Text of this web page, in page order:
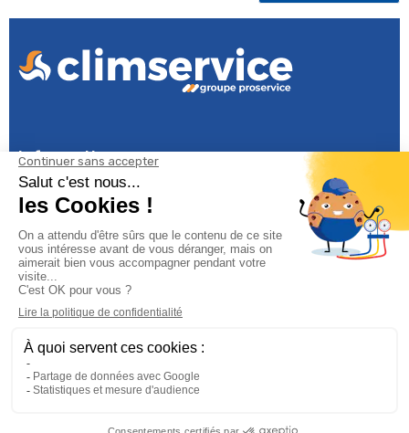
Informations
Climservice 
Informations 
Votre compte
Inscrivez-vous à notre newsletter